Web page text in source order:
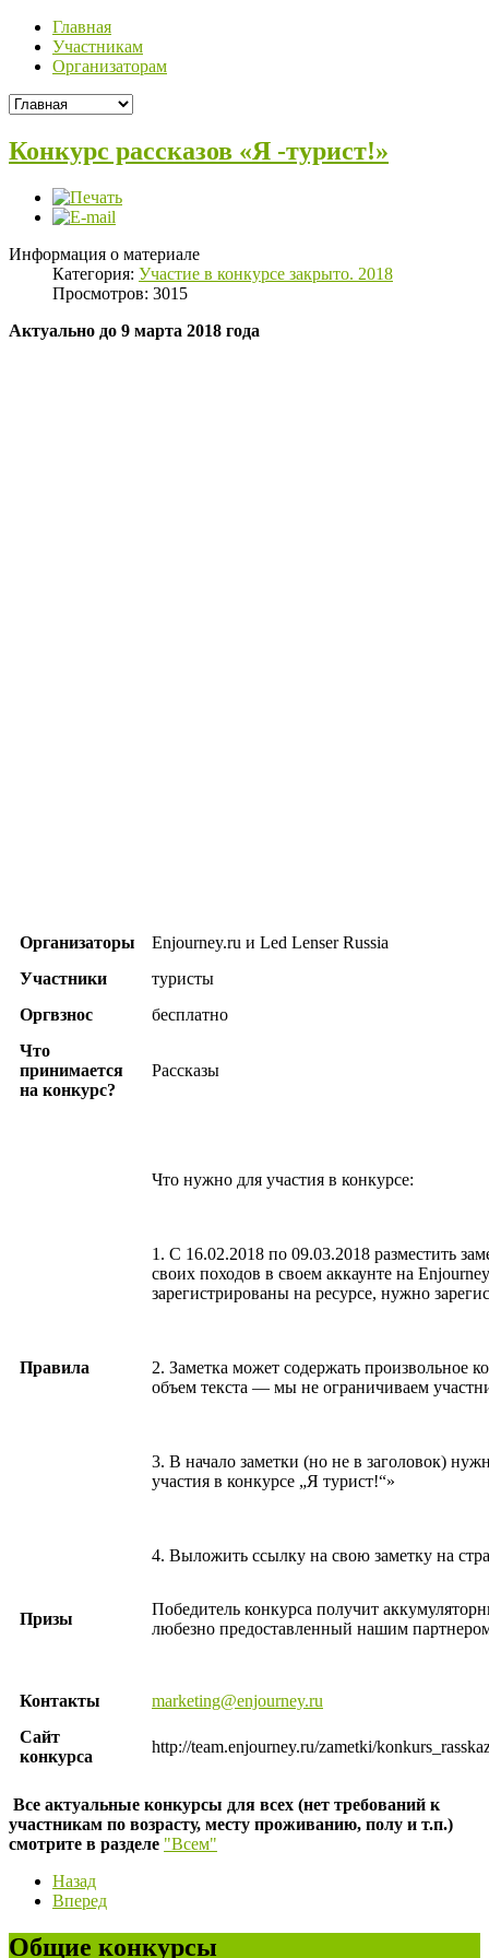
Главная
Участникам
Организаторам
Конкурс рассказов «Я -турист!»
Информация о материале
Категория: Участие в конкурсе закрыто. 2018
Просмотров: 3015
Актуально до 9 марта 2018 года
Организаторы
Enjourney.ru и Led Lenser Russia
Участники
туристы
Оргвзнос
бесплатно
Что
принимается
на конкурс?
Рассказы
Правила
Что нужно для участия в конкурсе:
1. С 16.02.2018 по 09.03.2018 разместить
своих походов в своем аккаунте на
зарегистрированы на ресурсе, нужно
2. Заметка может содержать произвольное
объем текста — мы не ограничиваем
3. В начало заметки (но не в заголовок)
участия в конкурсе „Я турист!“»
4. Выложить ссылку на свою заметку на
Призы
Победитель конкурса получит
любезно предоставленный нашим
Контакты
marketing@enjourney.ru
Сайт
конкурса
http://team.enjourney.ru/zametki/
Все актуальные конкурсы для всех (нет требований к
участникам по возрасту, месту проживанию, полу и т.п.)
смотрите в разделе "Всем"
Назад
Вперед
Общие конкурсы